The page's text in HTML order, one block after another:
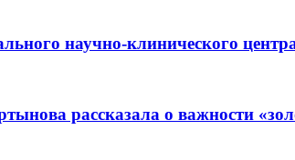
научно-клинического
рассказала о важности